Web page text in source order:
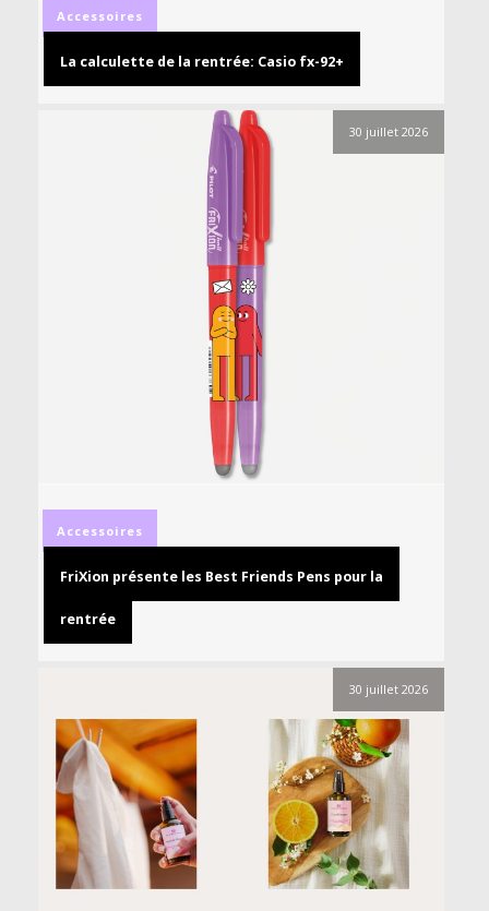
Accessoires
La calculette de la rentrée: Casio fx-92+
30 juillet 2026
Accessoires
FriXion présente les Best Friends Pens pour la
rentrée
30 juillet 2026